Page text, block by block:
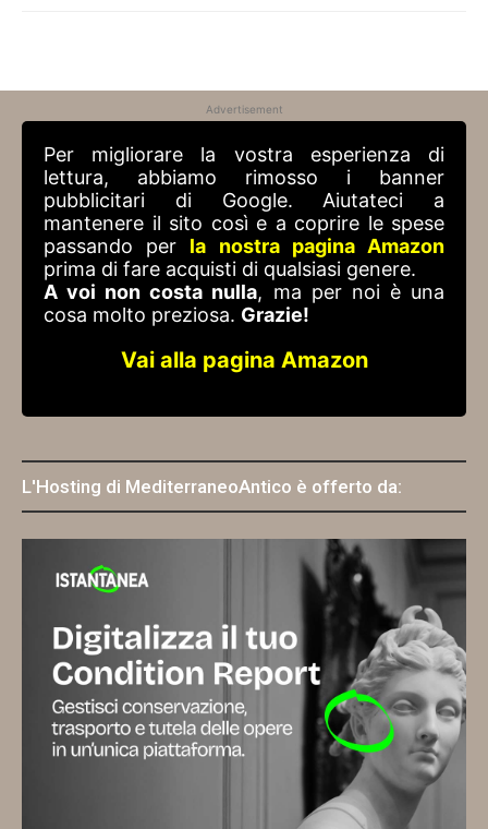
Advertisement
Per migliorare la vostra esperienza di
lettura, abbiamo rimosso i banner
pubblicitari di Google. Aiutateci a
mantenere il sito così e a coprire le spese
passando per la nostra pagina Amazon
prima di fare acquisti di qualsiasi genere.
A voi non costa nulla, ma per noi è una
cosa molto preziosa. Grazie!
Vai alla pagina Amazon
L'Hosting di MediterraneoAntico è offerto da: